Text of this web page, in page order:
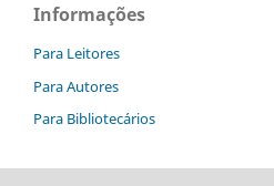
Informações
Para Leitores
Para Autores
Para Bibliotecários